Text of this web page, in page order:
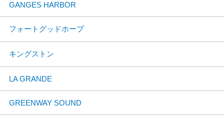
GANGES HARBOR
フォートグッドホープ
キングストン
LA GRANDE
GREENWAY SOUND